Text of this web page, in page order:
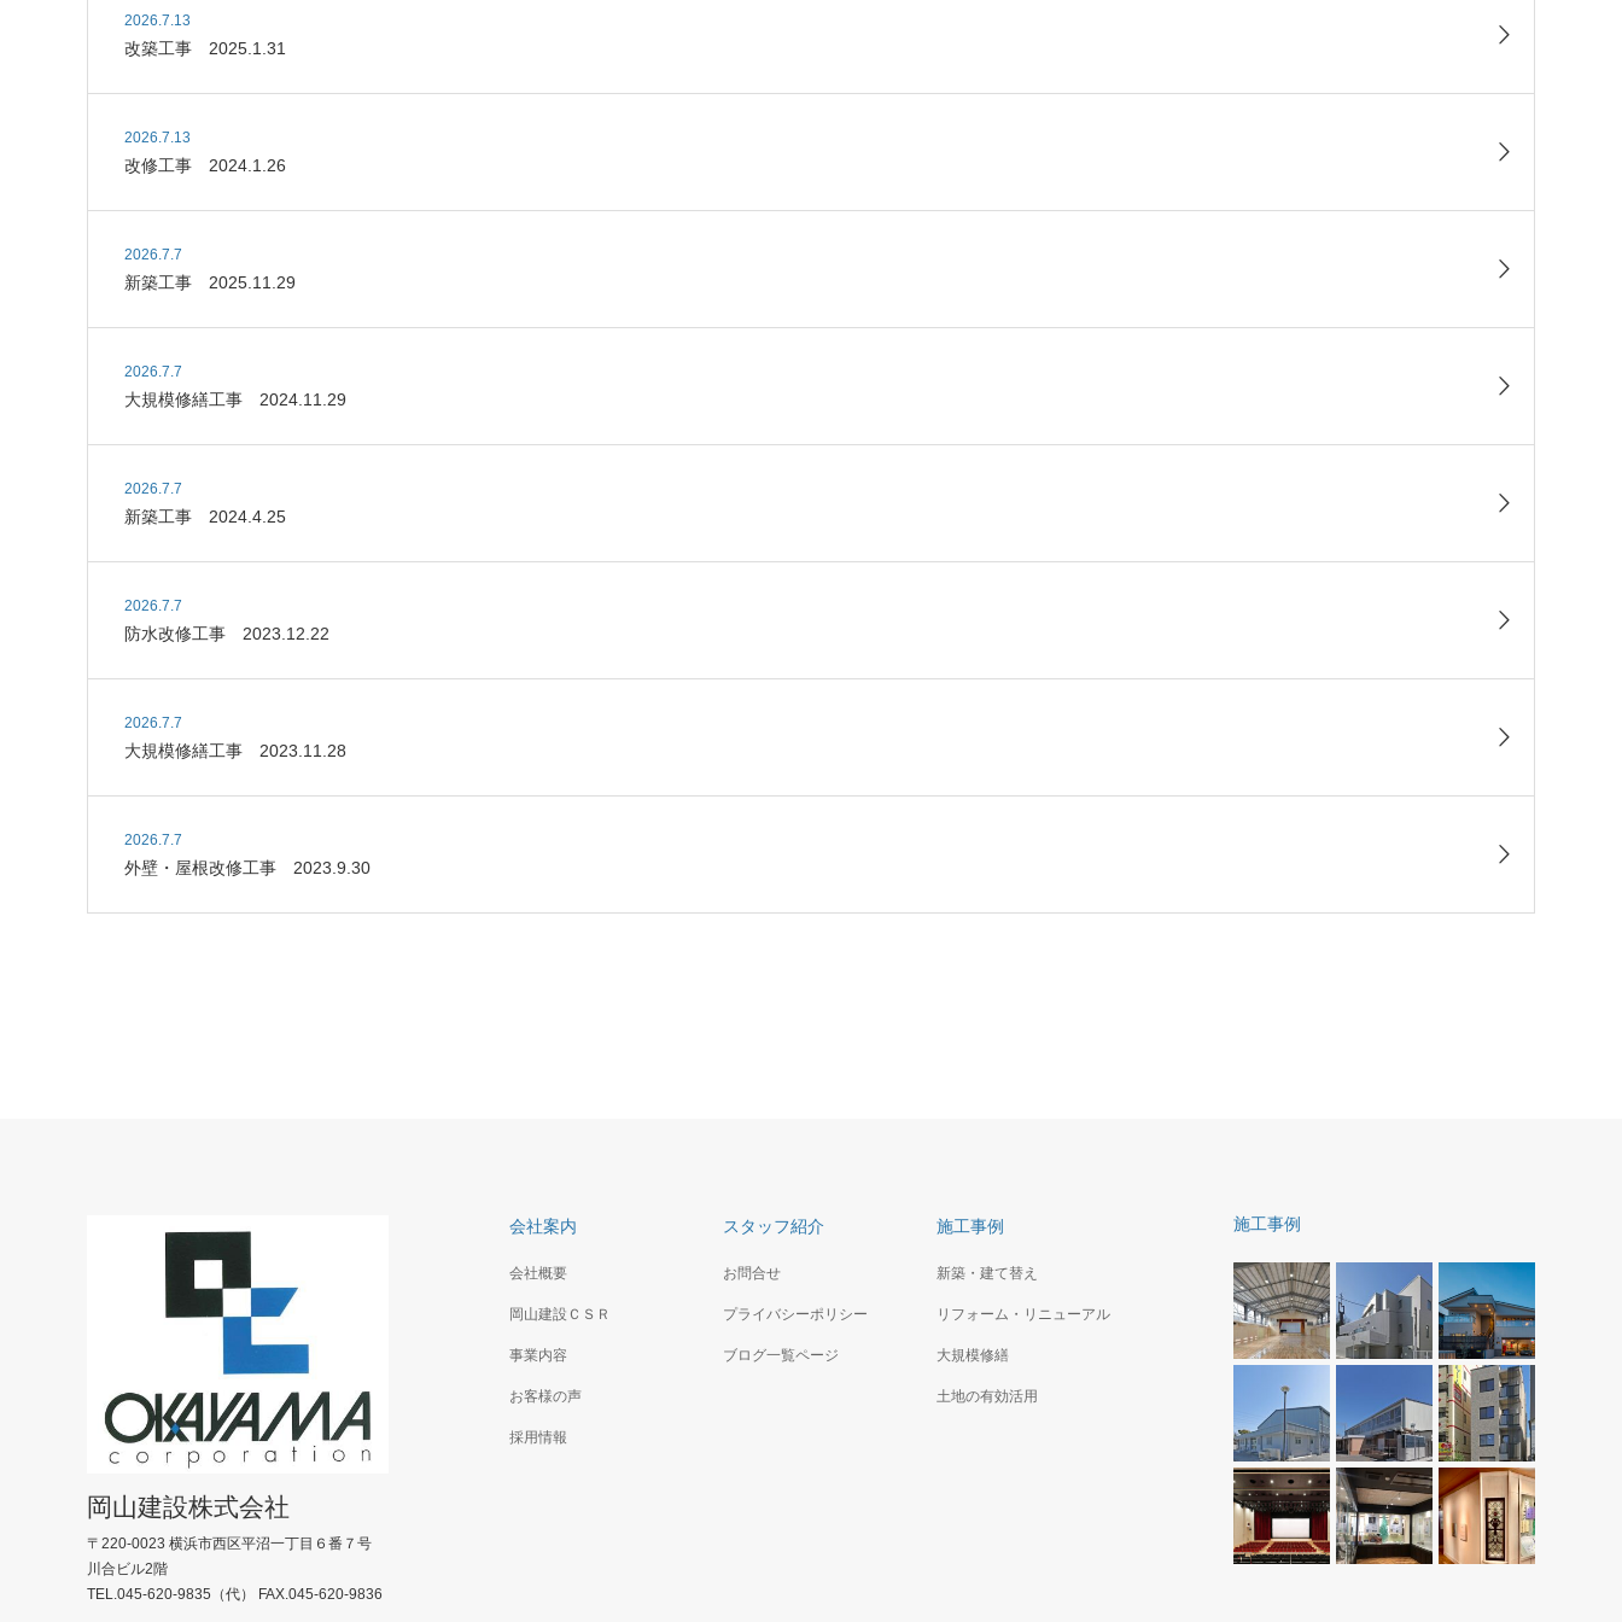
2026.7.13
改築工事 2025.1.31
2026.7.13
改修工事 2024.1.26
2026.7.7
新築工事 2025.11.29
2026.7.7
大規模修繕工事 2024.11.29
2026.7.7
新築工事 2024.4.25
2026.7.7
防水改修工事 2023.12.22
2026.7.7
大規模修繕工事 2023.11.28
2026.7.7
外壁・屋根改修工事 2023.9.30
会社案内
会社概要
岡山建設ＣＳＲ
事業内容
お客様の声
採用情報
スタッフ紹介
お問合せ
プライバシーポリシー
ブログ一覧ページ
施工事例
新築・建て替え
リフォーム・リニューアル
大規模修繕
土地の有効活用
施工事例
岡山建設株式会社
〒220-0023 横浜市西区平沼一丁目６番７号
川合ビル2階
TEL.045-620-9835（代） FAX.045-620-9836